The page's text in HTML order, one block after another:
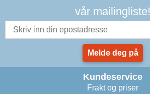
vår mailingliste!
Melde deg på
Kundeservice
Frakt og priser